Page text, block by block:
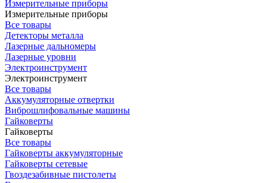
Измерительные приборы
Измерительные приборы
Все товары
Детекторы металла
Лазерные дальномеры
Лазерные уровни
Электроинструмент
Электроинструмент
Все товары
Аккумуляторные отвертки
Виброшлифовальные машины
Гайковерты
Гайковерты
Все товары
Гайковерты аккумуляторные
Гайковерты сетевые
Гвоздезабивные пистолеты